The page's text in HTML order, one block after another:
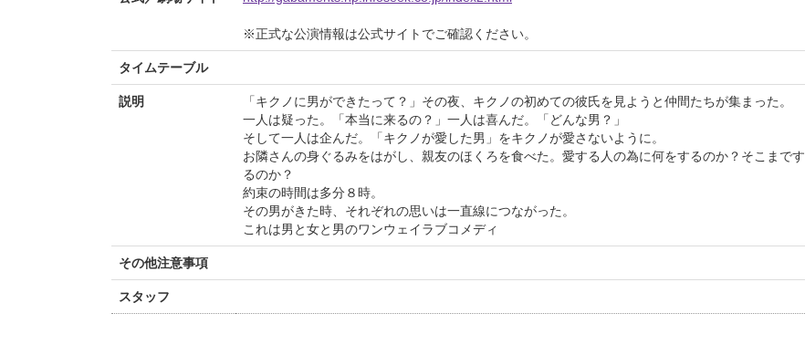
※正式な公演情報は公式サイトでご確認ください。
タイムテーブル
説明
「キクノに男ができたって？」その夜、キクノの初めての彼氏を見ようと仲間たちが集まった。
一人は疑った。「本当に来るの？」一人は喜んだ。「どんな男？」
そして一人は企んだ。「キクノが愛した男」をキクノが愛さないように。
お隣さんの身ぐるみをはがし、親友のほくろを食べた。愛する人の為に何をするのか？そこまです
るのか？
約束の時間は多分８時。
その男がきた時、それぞれの思いは一直線につながった。
これは男と女と男のワンウェイラブコメディ
その他注意事項
スタッフ